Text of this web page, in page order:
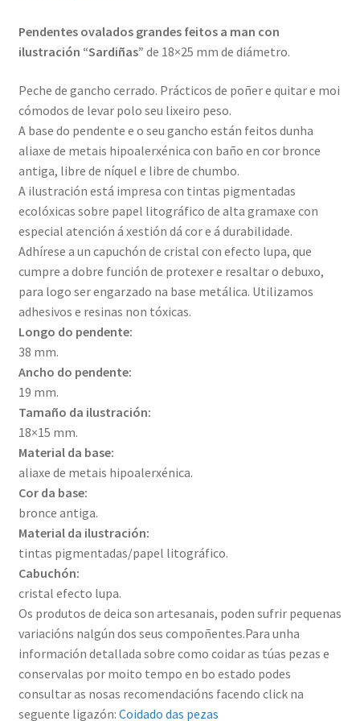
Pendentes ovalados grandes feitos a man con
ilustración “Sardiñas” de 18×25 mm de diámetro.
Peche de gancho cerrado. Prácticos de poñer e quitar e moi
cómodos de levar polo seu lixeiro peso.
A base do pendente e o seu gancho están feitos dunha
aliaxe de metais hipoalerxénica con baño en cor bronce
antiga, libre de níquel e libre de chumbo.
A ilustración está impresa con tintas pigmentadas
ecolóxicas sobre papel litográfico de alta gramaxe con
especial atención á xestión dá cor e á durabilidade.
Adhírese a un capuchón de cristal con efecto lupa, que
cumpre a dobre función de protexer e resaltar o debuxo,
para logo ser engarzado na base metálica. Utilizamos
adhesivos e resinas non tóxicas.
Longo do pendente:
38 mm.
Ancho do pendente:
19 mm.
Tamaño da ilustración:
18×15 mm.
Material da base:
aliaxe de metais hipoalerxénica.
Cor da base:
bronce antiga.
Material da ilustración:
tintas pigmentadas/papel litográfico.
Cabuchón:
cristal efecto lupa.
Os produtos de deica son artesanais, poden sufrir pequenas
variacións nalgún dos seus compoñentes.Para unha
información detallada sobre como coidar as túas pezas e
conservalas por moito tempo en bo estado podes
consultar as nosas recomendacións facendo click na
seguente ligazón: Coidado das pezas